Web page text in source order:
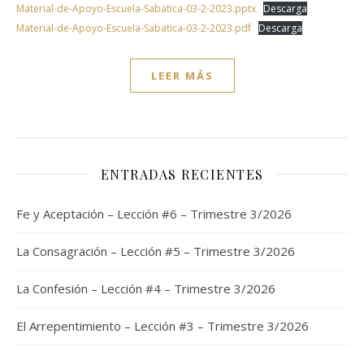
Material-de-Apoyo-Escuela-Sabatica-03-2-2023.pptx Descarga
Material-de-Apoyo-Escuela-Sabatica-03-2-2023.pdf Descarga
LEER MÁS
ENTRADAS RECIENTES
Fe y Aceptación – Lección #6 – Trimestre 3/2026
La Consagración – Lección #5 – Trimestre 3/2026
La Confesión – Lección #4 – Trimestre 3/2026
El Arrepentimiento – Lección #3 – Trimestre 3/2026